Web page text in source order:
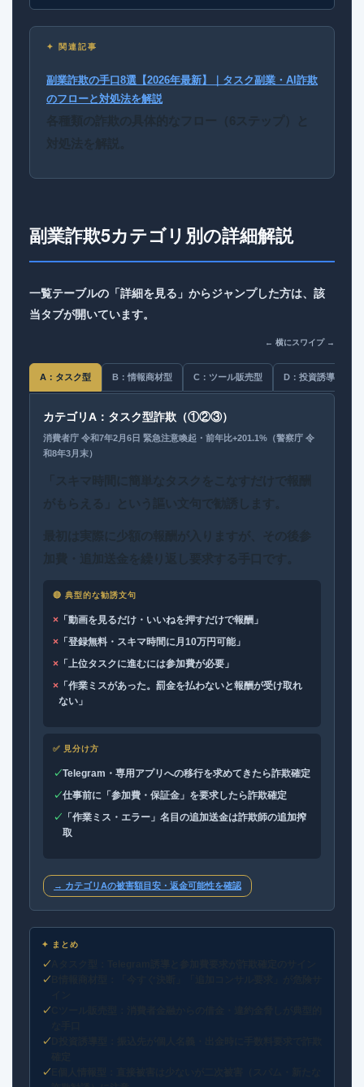
✦ 関連記事
副業詐欺の手口8選【2026年最新】｜タスク副業・AI詐欺
のフローと対処法を解説
副業詐欺5カテゴリ別の詳細解説
一覧テーブルの「詳細を見る」からジャンプした方は、該
当タブが開いています。
← 横にスワイプ →
A：タスク型 B：情報商材型 C：ツール販売型 D：投資誘導型
カテゴリA：タスク型詐欺（①②③）
消費者庁 令和7年2月6日 緊急注意喚起・前年比+201.1%（警察庁 令
和8年3月末）
🔴 典型的な勧誘文句
× 「動画を見るだけ・いいねを押すだけで報酬」
× 「登録無料・スキマ時間に月10万円可能」
× 「上位タスクに進むには参加費が必要」
× 「作業ミスがあった。罰金を払わないと報酬が受け取れ
ない」
✅ 見分け方
✓Telegram・専用アプリへの移行を求めてきたら詐欺確定
✓仕事前に「参加費・保証金」を要求したら詐欺確定
✓ 「作業ミス・エラー」名目の追加送金は詐欺師の追加搾
取
→ カテゴリAの被害額目安・返金可能性を確認
✦ まとめ